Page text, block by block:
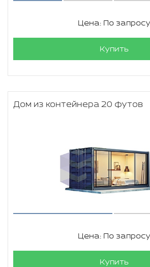
Цена: По запросу
Купить
Дом из контейнера 20 футов
Цена: По запросу
Купить